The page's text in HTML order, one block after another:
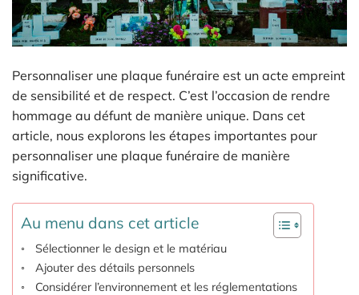
Personnaliser une plaque funéraire est un acte empreint
de sensibilité et de respect. C’est l’occasion de rendre
hommage au défunt de manière unique. Dans cet
article, nous explorons les étapes importantes pour
personnaliser une plaque funéraire de manière
significative.
Au menu dans cet article
Sélectionner le design et le matériau
Ajouter des détails personnels
Considérer l’environnement et les réglementations